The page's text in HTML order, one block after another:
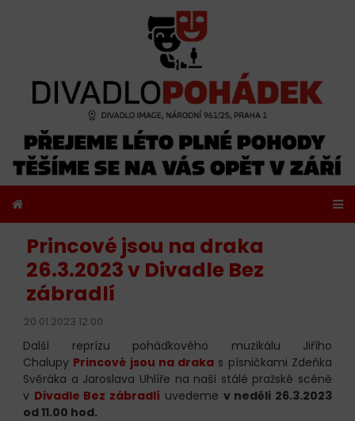
Princové jsou na draka
26.3.2023 v Divadle Bez
zábradlí
20.01.2023 12:00
Další reprízu pohádkového muzikálu Jiřího
Chalupy Princové jsou na draka s písničkami Zdeňka
Svěráka a Jaroslava Uhlíře na naší stálé pražské scéně
v Divadle Bez zábradlí uvedeme v neděli 26.3.2023
od 11.00 hod.